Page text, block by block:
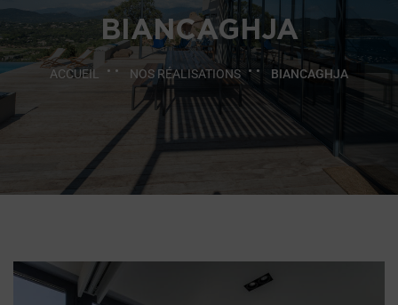
BIANCAGHJA
ACCUEIL NOS RÉALISATIONS BIANCAGHJA